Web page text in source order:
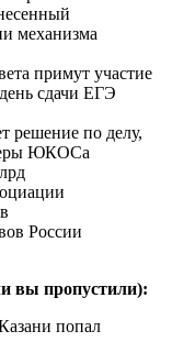
механизма
примут участие
сдачи ЕГЭ
решение по делу,
ЮКОСа
России
вы пропустили):
попал